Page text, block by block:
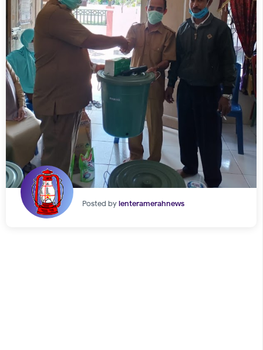
Posted bylenteramerahnews